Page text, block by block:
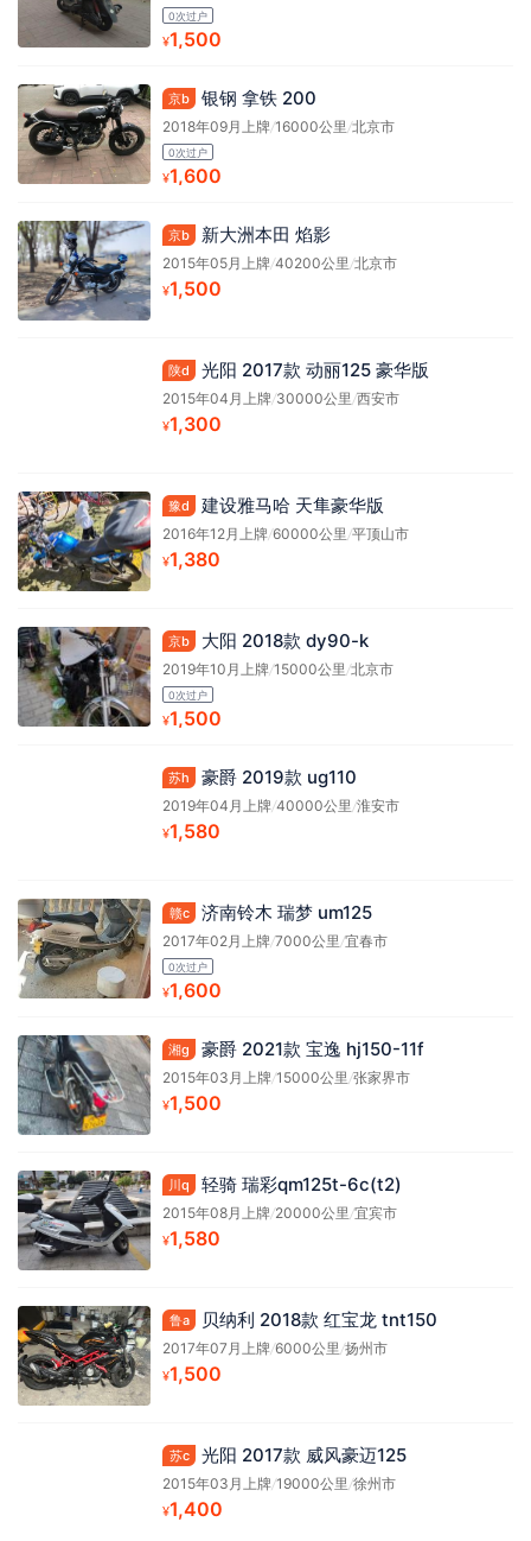
0次过户
¥1,500
京b 银钢 拿铁 200
2018年09月上牌/16000公里 /北京市
0次过户
¥1,600
京b 新大洲本田 焰影
2015年05月上牌/40200公里 /北京市
¥1,500
陕d 光阳 2017款 动丽125 豪华版
2015年04月上牌/30000公里 /西安市
¥1,300
豫d 建设雅马哈 天隼豪华版
2016年12月上牌/60000公里 /平顶山市
¥1,380
京b 大阳 2018款 dy90-k
2019年10月上牌/15000公里 /北京市
0次过户
¥1,500
苏h 豪爵 2019款 ug110
2019年04月上牌/40000公里 /淮安市
¥1,580
赣c 济南铃木 瑞梦 um125
2017年02月上牌/7000公里 /宜春市
0次过户
¥1,600
湘g 豪爵 2021款 宝逸 hj150-11f
2015年03月上牌/15000公里 /张家界市
¥1,500
川q 轻骑 瑞彩qm125t-6c(t2)
2015年08月上牌/20000公里 /宜宾市
¥1,580
鲁a 贝纳利 2018款 红宝龙 tnt150
2017年07月上牌/6000公里 /扬州市
¥1,500
苏c 光阳 2017款 威风豪迈125
2015年03月上牌/19000公里 /徐州市
¥1,400